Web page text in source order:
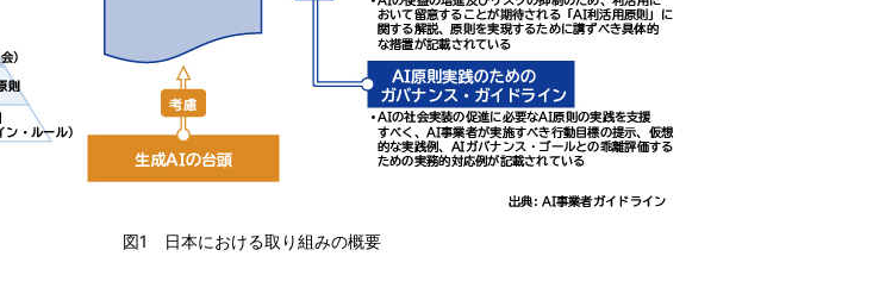
図1 日本における取り組みの概要